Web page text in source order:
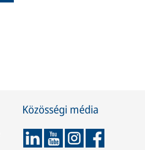
Közösségi média